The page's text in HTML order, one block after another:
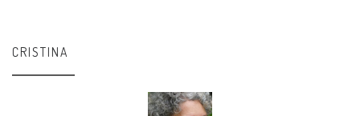
CRISTINA